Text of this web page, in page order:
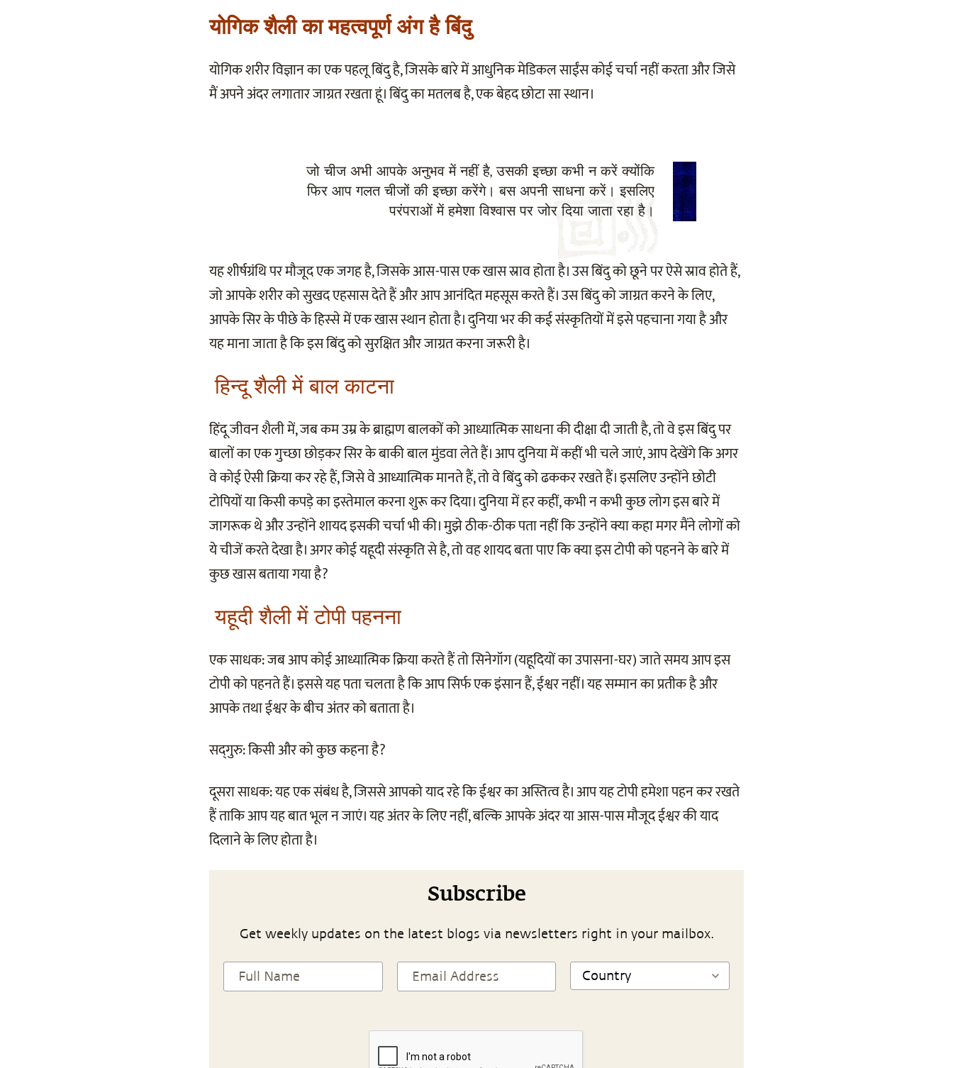
योगिक शैली का महत्वपूर्ण अंग है बिंदु
योगिक शरीर विज्ञान का एक पहलू बिंदु है, जिसके बारे में आधुनिक मेडिकल साईंस कोई चर्चा नहीं करता और जिसे
मैं अपने अंदर लगातार जाग्रत रखता हूं। बिंदु का मतलब है, एक बेहद छोटा सा स्थान।
जो चीज अभी आपके अनुभव में नहीं है, उसकी इच्छा कभी न करें क्योंकि
फिर आप गलत चीजों की इच्छा करेंगे। बस अपनी साधना करें। इसलिए
परंपराओं में हमेशा विश्वास पर जोर दिया जाता रहा है।
यह शीर्षग्रंथि पर मौजूद एक जगह है, जिसके आस-पास एक खास स्राव होता है। उस बिंदु को छूने पर ऐसे स्राव होते हैं,
जो आपके शरीर को सुखद एहसास देते हैं और आप आनंदित महसूस करते हैं। उस बिंदु को जाग्रत करने के लिए,
आपके सिर के पीछे के हिस्से में एक खास स्थान होता है। दुनिया भर की कई संस्कृतियों में इसे पहचाना गया है और
यह माना जाता है कि इस बिंदु को सुरक्षित और जाग्रत करना जरूरी है।
हिन्दू शैली में बाल काटना
हिंदू जीवन शैली में, जब कम उम्र के ब्राह्मण बालकों को आध्यात्मिक साधना की दीक्षा दी जाती है, तो वे इस बिंदु पर
बालों का एक गुच्छा छोड़कर सिर के बाकी बाल मुंडवा लेते हैं। आप दुनिया में कहीं भी चले जाएं, आप देखेंगे कि अगर
वे कोई ऐसी क्रिया कर रहे हैं, जिसे वे आध्यात्मिक मानते हैं, तो वे बिंदु को ढककर रखते हैं। इसलिए उन्होंने छोटी
टोपियों या किसी कपड़े का इस्तेमाल करना शुरू कर दिया। दुनिया में हर कहीं, कभी न कभी कुछ लोग इस बारे में
जागरूक थे और उन्होंने शायद इसकी चर्चा भी की। मुझे ठीक-ठीक पता नहीं कि उन्होंने क्या कहा मगर मैंने लोगों को
ये चीजें करते देखा है। अगर कोई यहूदी संस्कृति से है, तो वह शायद बता पाए कि क्या इस टोपी को पहनने के बारे में
कुछ खास बताया गया है?
यहूदी शैली में टोपी पहनना
एक साधक: जब आप कोई आध्यात्मिक क्रिया करते हैं तो सिनेगॉग (यहूदियों का उपासना-घर) जाते समय आप इस
टोपी को पहनते हैं। इससे यह पता चलता है कि आप सिर्फ एक इंसान हैं, ईश्वर नहीं। यह सम्मान का प्रतीक है और
आपके तथा ईश्वर के बीच अंतर को बताता है।
सद्‌गुरु: किसी और को कुछ कहना है?
दूसरा साधक: यह एक संबंध है, जिससे आपको याद रहे कि ईश्वर का अस्तित्व है। आप यह टोपी हमेशा पहन कर रखते
हैं ताकि आप यह बात भूल न जाएं। यह अंतर के लिए नहीं, बल्कि आपके अंदर या आस-पास मौजूद ईश्वर की याद
दिलाने के लिए होता है।
Subscribe
Get weekly updates on the latest blogs via newsletters right in your mailbox.